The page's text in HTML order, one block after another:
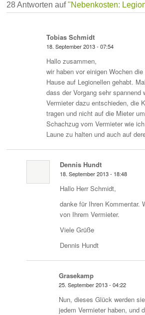
28 Antworten auf"Nebenkosten:
Tobias Schmidt
18. September 2013 - 07:54
Hallo zusammen,
wir haben vor einigen Wochen
Hause auf Legionellen gehabt.
dass der Vorgang sehr spannend
Vermieter dazu entschieden, die
tragen und nicht auf die Mieter
Schachzug vom Vermieter wie
Laune zu halten und auch auf
Dennis Hundt
18. September 2013 - 18:48
Hallo Herr Schmidt,
danke für Ihren Kommentar.
von Ihrem Vermieter.
Viele Grüße
Dennis Hundt
Grasekamp
25. September 2013 - 04:22
Nun, dieses Glück werden
jedem Vermieter haben, und